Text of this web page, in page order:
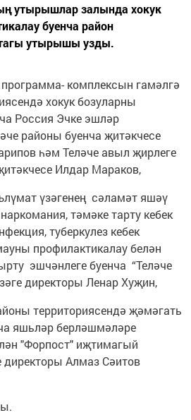
утырышлар залында хокук
буенча район
утырышы узды.
комплексын гамәлгә
хокук бозуларны
Россия Эчке эшләр
районы буенча җитәкчесе
һәм Теләче авыл җирлеге
Илдар Мараков,
үзәгенең сәламәт яшәү
тәмәке тарту кебек
туберкулез кебек
профилактикалау белән
эшчәнлеге буенча “Теләче
директоры Ленар Хуҗин,
территориясендә җәмәгать
яшьләр берләшмәләре
"Форпост" иҗтимагый
директоры Алмаз Сәитов